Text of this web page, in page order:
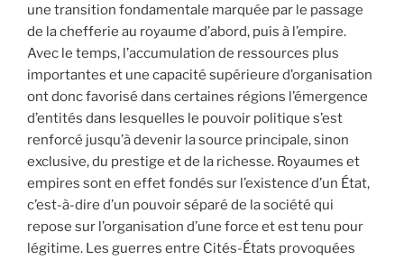
une transition fondamentale marquée par le passage
de la chefferie au royaume d’abord, puis à l’empire.
Avec le temps, l’accumulation de ressources plus
importantes et une capacité supérieure d’organisation
ont donc favorisé dans certaines régions l’émergence
d’entités dans lesquelles le pouvoir politique s’est
renforcé jusqu’à devenir la source principale, sinon
exclusive, du prestige et de la richesse. Royaumes et
empires sont en effet fondés sur l’existence d’un État,
c’est-à-dire d’un pouvoir séparé de la société qui
repose sur l’organisation d’une force et est tenu pour
légitime. Les guerres entre Cités-États provoquées